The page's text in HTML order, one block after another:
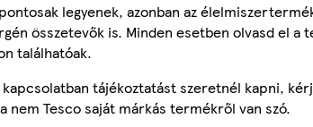
legyenek, azonban az
összetevők is. Minden esetben olvasd el
találhatóak.
tájékoztatást szeretnél kapni,
nem Tesco saját márkás termékről van szó.